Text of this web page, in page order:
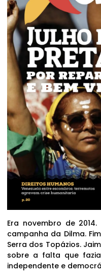
Era novembro de
campanha da Dilma.
Serra dos Topázios.
sobre a falta que
independente e